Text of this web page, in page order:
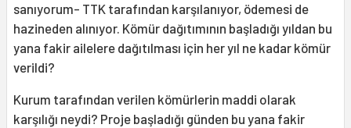
sanıyorum- TTK tarafından karşılanıyor, ödemesi de
hazineden alınıyor. Kömür dağıtımının başladığı yıldan bu
yana fakir ailelere dağıtılması için her yıl ne kadar kömür
verildi?
Kurum tarafından verilen kömürlerin maddi olarak
karşılığı neydi? Proje başladığı günden bu yana fakir